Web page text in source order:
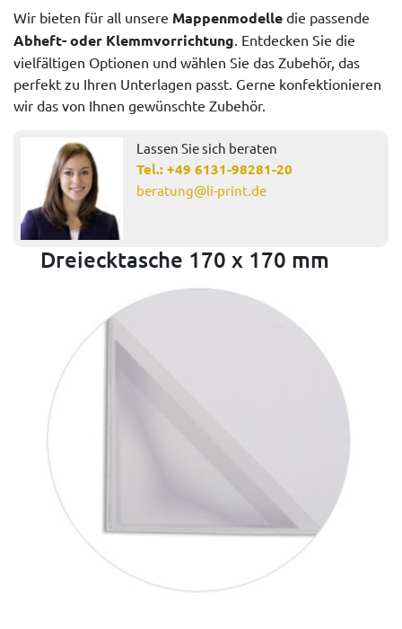
Wir bieten für all unsere Mappenmodelle die passende
Abheft- oder Klemmvorrichtung . Entdecken Sie die
vielfältigen Optionen und wählen Sie das Zubehör, das
perfekt zu Ihren Unterlagen passt. Gerne konfektionieren
wir das von Ihnen gewünschte Zubehör.
Lassen Sie sich beraten
Tel.: +49 6131-98281-20
beratung@li-print.de
Dreiecktasche 170 x 170 mm